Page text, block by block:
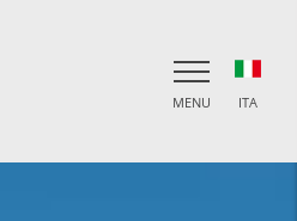
MENU ITA
ENG